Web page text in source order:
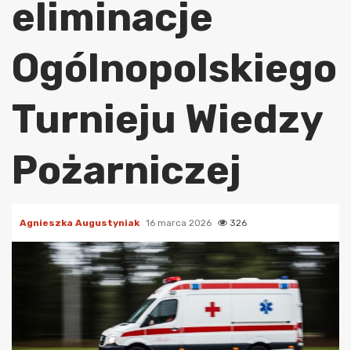
eliminacje
Ogólnopolskiego
Turnieju Wiedzy
Pożarniczej
Agnieszka Augustyniak 16 marca 2026 326